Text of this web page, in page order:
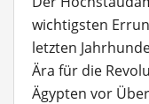
wichtigsten
letzten
Ära für die
Ägypten vor